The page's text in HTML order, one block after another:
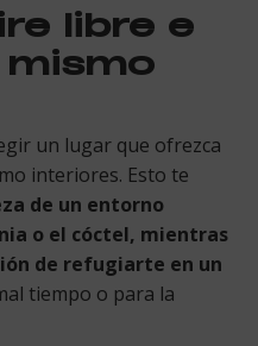
libre e
un lugar que ofrezca
interiores. Esto te
de un entorno
o el cóctel, mientras
de refugiarte en un
tiempo o para la